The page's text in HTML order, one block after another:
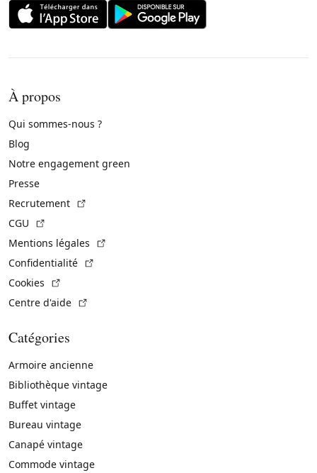
À propos
Qui sommes-nous ?
Blog
Notre engagement green
Presse
Recrutement
CGU
Mentions légales
Confidentialité
Cookies
Centre d'aide
Catégories
Armoire ancienne
Bibliothèque vintage
Buffet vintage
Bureau vintage
Canapé vintage
Commode vintage